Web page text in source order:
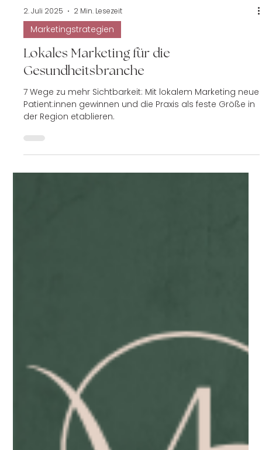
2. Juli 2025 2 Min. Lesezeit
Marketingstrategien
Lokales Marketing für die
Gesundheitsbranche
7 Wege zu mehr Sichtbarkeit: Mit lokalem Marketing neue